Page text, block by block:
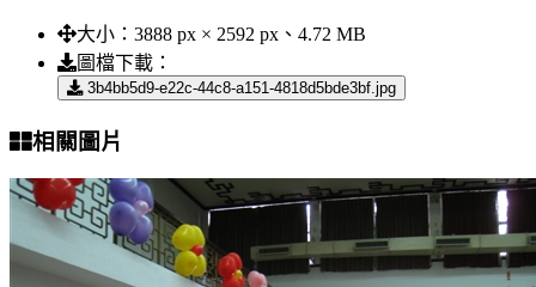
大小： 3888 px × 2592 px、4.72 MB
圖檔下載：
3b4bb5d9-e22c-44c8-a151-4818d5bde3bf.jpg
相關圖片